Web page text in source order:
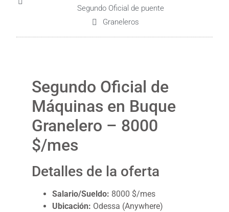
Segundo Oficial de puente
Graneleros
Segundo Oficial de
Máquinas en Buque
Granelero – 8000
$/mes
Detalles de la oferta
Salario/Sueldo: 8000 $/mes
Ubicación: Odessa (Anywhere)